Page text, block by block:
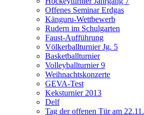
Offenes Seminar Erdgas
Känguru-Wettbewerb
Rudern im Schulgarten
Faust-Aufführung
Völkerballturnier Jg. 5
Basketballturnier
Volleyballturnier 9
Weihnachtskonzerte
GEVA-Test
Keksturnier 2013
Delf
Tag der offenen Tür am 22.11.